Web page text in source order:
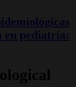
en pediatría: